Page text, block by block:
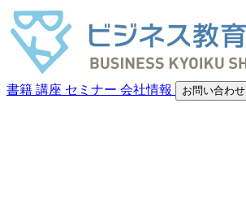
書籍 講座 セミナー 会社情報 お問い合わせ